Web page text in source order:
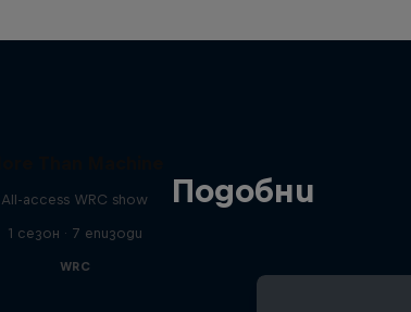
Подобни
All-access WRC show
1 сезон · 7 епизоди
WRC